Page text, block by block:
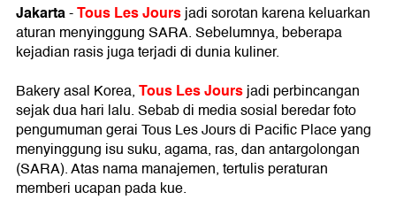
Jakarta-Tous Les Joursjadi sorotan karena keluarkan
aturan menyinggung SARA. Sebelumnya, beberapa
kejadian rasis juga terjadi di dunia kuliner.
Bakery asal Korea,Tous Les Joursjadi perbincangan
sejak dua hari lalu. Sebab di media sosial beredar foto
pengumuman gerai Tous Les Jours di Pacific Place yang
menyinggung isu suku, agama, ras, dan antargolongan
(SARA). Atas nama manajemen, tertulis peraturan
memberi ucapan pada kue.